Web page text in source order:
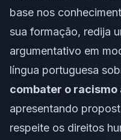
base nos
sua formação, redija
argumentativo em
língua portuguesa
combater o racismo
apresentando
respeite os direitos